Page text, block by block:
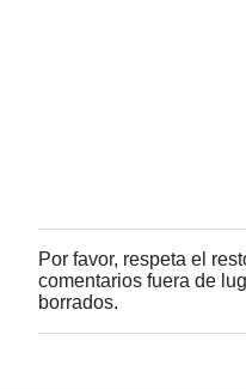
P
u
b
l
Por favor, respeta el
comentarios fuera de
borrados.